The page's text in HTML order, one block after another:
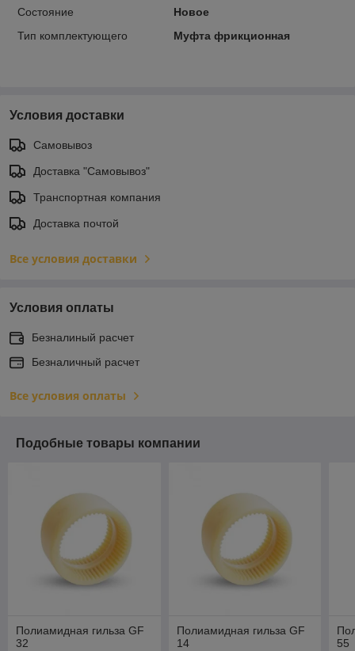
Состояние
Новое
Тип комплектующего
Муфта фрикционная
Условия доставки
Самовывоз
Доставка "Самовывоз"
Транспортная компания
Доставка почтой
Все условия доставки
Условия оплаты
Безналиный расчет
Безналичный расчет
Все условия оплаты
Подобные товары компании
Полиамидная гильза GF
32
Полиамидная гильза GF
14
55